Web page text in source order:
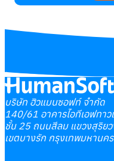
บริษัท ฮิวแมนซอฟท์ จำกัด
140/61 อาคารไอทีเอฟทาว
ชั้น 25 ถนนสีลม แขวงสุริย
เขตบางรัก กรุงเทพมหานค